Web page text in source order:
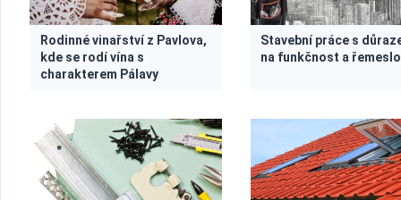
Rodinné vinařství z Pavlova,
kde se rodí vína s
charakterem Pálavy
Stavební práce s
na funkčnost a řemeslo